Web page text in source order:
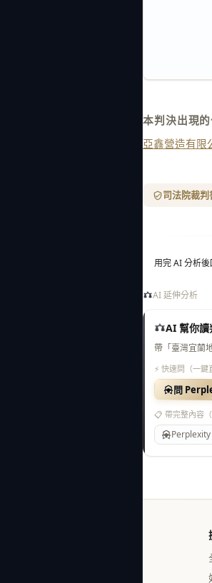
本判決出現
亞鑫營造有限
司法院裁判
用完 AI 分析
AI 延伸分析
AI 幫你讀
帶「臺灣宜蘭
⚡ 快速問（一鍵
問
📋 帶完整內容（
Perplexity